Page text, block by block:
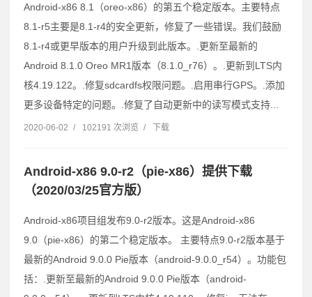
Android-x86 8.1（oreo-x86）的第五个稳定版本。主要特点
8.1-r5主要是8.1-r4的安全更新，修复了一些错误。我们鼓励
8.1-r4或更早版本的用户升级到此版本。.更新至最新的
Android 8.1.0 Oreo MR1版本（8.1.0_r76）。.更新到LTS内
核4.19.122。.修复sdcardfs权限问题。.启用串行GPS。.添加
更多设备特定的问题。.修复了自动更新中的读写模式支持...
2020-06-02 / 102191 次浏览 / 下载
Android-x86 9.0-r2（pie-x86）提供下载
（2020/03/25官方版）
Android-x86项目组发布9.0-r2版本。这是Android-x86
9.0（pie-x86）的第二个稳定版本。 主要特点9.0-r2版本基于
最新的Android 9.0.0 Pie版本（android-9.0.0_r54）。功能包
括：.更新至最新的Android 9.0.0 Pie版本（android-